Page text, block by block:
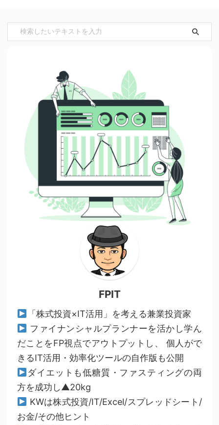
FPIT
「株式投資×IT活用」を考える兼業投資家
ファイナンシャルプランナーを活かし学ん
だことをFP視点でアウトプットし、 個人がで
きるIT活用・効率化ツールの自作版も公開
ダイエットも低糖質・ファスティングの両
方を成功し▲20kg
KWは株式投資/IT/Excel/スプレッドシート/
お金/その他ヒント